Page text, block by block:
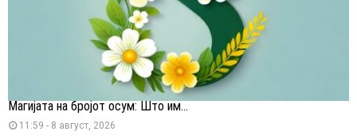
Магијата на бројот осум: Што им...
11:59 - 8 август, 2026